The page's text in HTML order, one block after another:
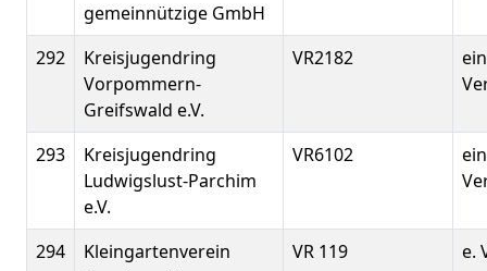
gemeinnützige GmbH
292
Kreisjugendring
Vorpommern-
Greifswald e.V.
VR2182
293
Kreisjugendring
Ludwigslust-Parchim
e.V.
VR6102
294
Kleingartenverein
VR 119 e.